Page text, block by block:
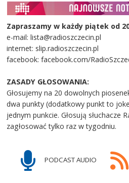
Zapraszamy w każdy piątek od
e-mail: lista@radioszczecin.pl
internet: slip.radioszczecin.pl
facebook: facebook.com/
ZASADY GŁOSOWANIA:
Głosujemy na 20 dowolnych
dwa punkty (dodatkowy punkt to
jednym punkcie. Głosują słuchacze
zagłosować tylko raz w tygodniu.
PODCAST AUDIO